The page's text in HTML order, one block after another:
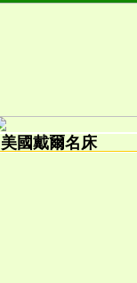
美國戴爾名床